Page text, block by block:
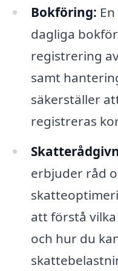
Bokföring:
dagliga
registrering
samt
säkerställer
registreras
erbjuder råd
att förstå
och hur du